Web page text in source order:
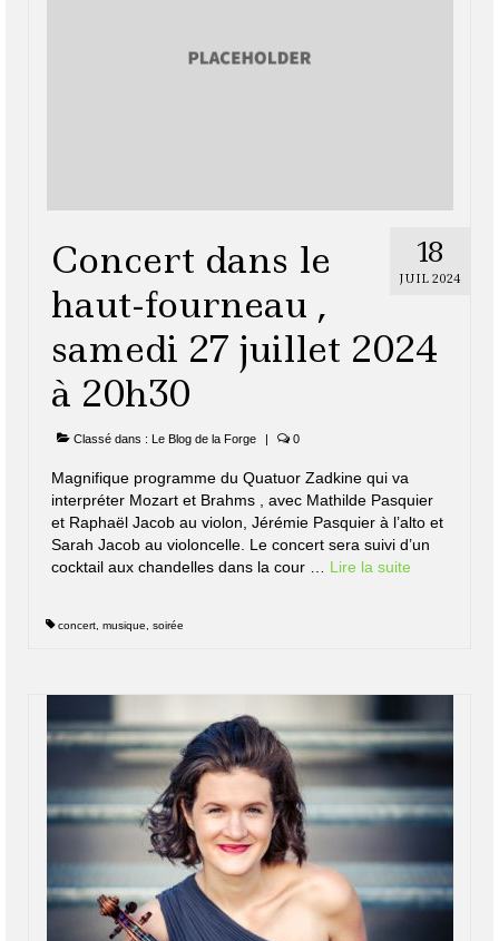
18
JUIL 2024
Concert dans le
haut-fourneau ,
samedi 27 juillet 2024
à 20h30
Classé dans : Le Blog de la Forge | 0
Magnifique programme du Quatuor Zadkine qui va
interpréter Mozart et Brahms , avec Mathilde Pasquier
et Raphaël Jacob au violon, Jérémie Pasquier à l’alto et
Sarah Jacob au violoncelle. Le concert sera suivi d’un
cocktail aux chandelles dans la cour … Lire la suite­­
concert musique soirée